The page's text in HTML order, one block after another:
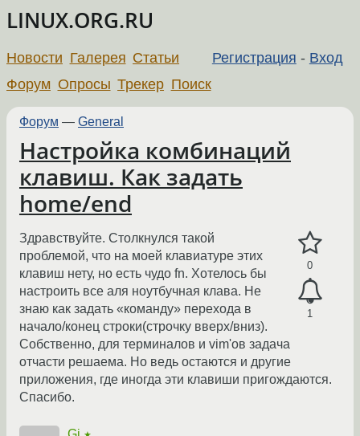
LINUX.ORG.RU
Регистрация - Вход
Новости Галерея Статьи
Форум Опросы Трекер Поиск
Форум — General
Настройка комбинаций
клавиш. Как задать
home/end
0
1
Здравствуйте. Столкнулся такой
проблемой, что на моей клавиатуре этих
клавиш нету, но есть чудо fn. Хотелось бы
настроить все аля ноутбучная клава. Не
знаю как задать «команду» перехода в
начало/конец строки(строчку вверх/вниз).
Собственно, для терминалов и vim'ов задача
отчасти решаема. Но ведь остаются и другие
приложения, где иногда эти клавиши пригождаются.
Спасибо.